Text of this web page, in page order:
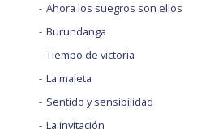
Ahora los suegros son ellos
Burundanga
Tiempo de victoria
La maleta
Sentido y sensibilidad
La invitación